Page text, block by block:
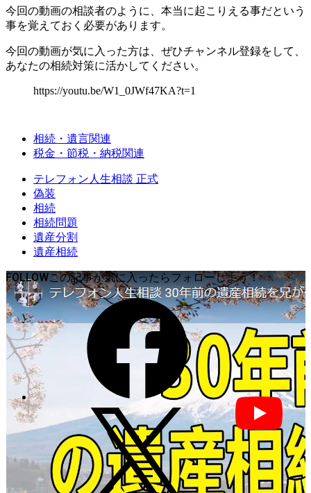
今回の動画の相談者のように、本当に起こりえる事だという
事を覚えておく必要があります。
今回の動画が気に入った方は、ぜひチャンネル登録をして、
あなたの相続対策に活かしてください。
https://youtu.be/W1_0JWf47KA?t=1
相続・遺言関連
税金・節税・納税関連
テレフォン人生相談 正式
偽装
相続
相続問題
遺産分割
遺産相続
FOLLOW